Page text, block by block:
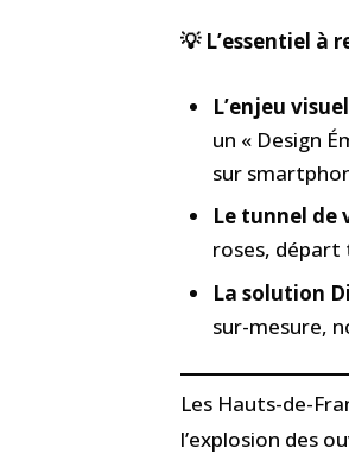
💡 L’essentiel à
L’enjeu
un « Design
sur
Le tunnel de
roses, départ
La solution
sur-mesure,
Les Hauts-de-
l’explosion des